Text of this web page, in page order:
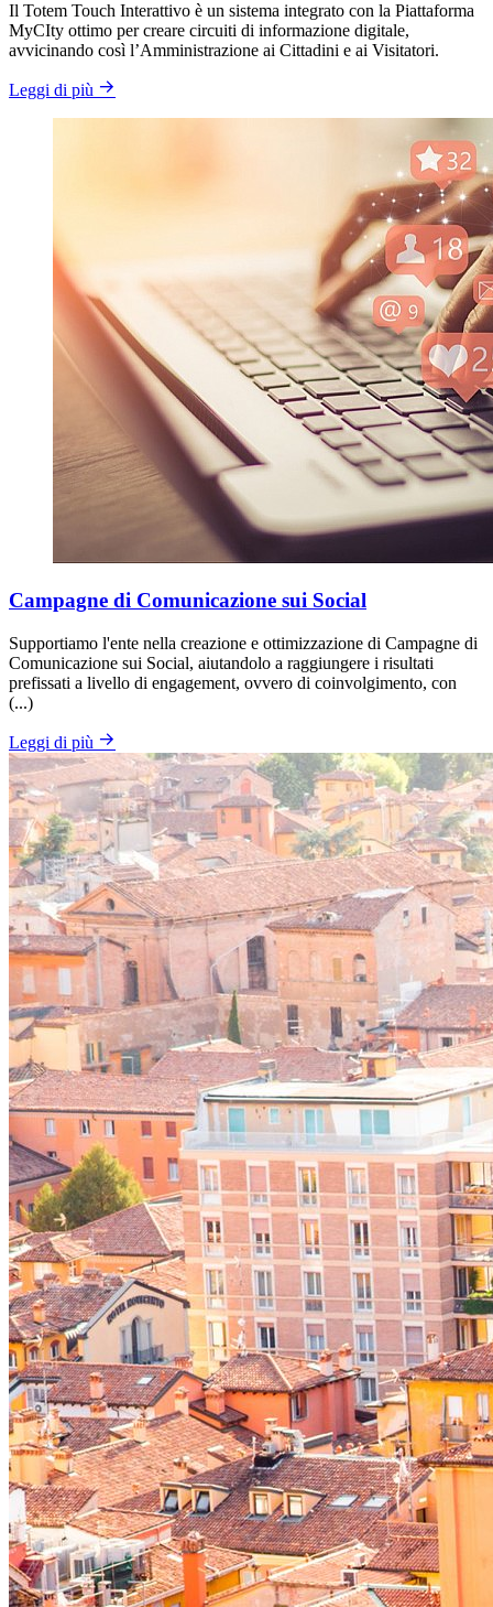
Il Totem Touch Interattivo è un sistema integrato con la Piattaforma
MyCIty ottimo per creare circuiti di informazione digitale,
avvicinando così l’Amministrazione ai Cittadini e ai Visitatori.
Leggi di più
Campagne di Comunicazione sui Social
Supportiamo l'ente nella creazione e ottimizzazione di Campagne di
Comunicazione sui Social, aiutandolo a raggiungere i risultati
prefissati a livello di engagement, ovvero di coinvolgimento, con
(...)
Leggi di più